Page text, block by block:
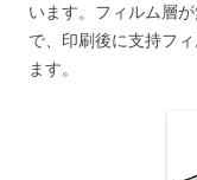
います。フィルム層
で、印刷後に支持フ
ます。